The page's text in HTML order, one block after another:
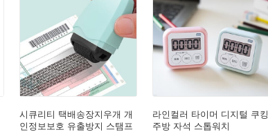
시큐리티 택배송장지우개 개
인정보보호 유출방지 스탬프
라인컬러 타이머 디지털 쿠킹
주방 자석 스톱워치